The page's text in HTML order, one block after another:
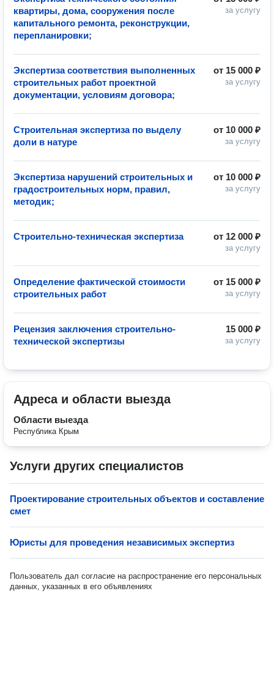
за услугу
квартиры, дома, сооружения после
капитального ремонта, реконструкции,
перепланировки;
от 15 000 ₽
за услугу
Экспертиза соответствия выполненных
строительных работ проектной
документации, условиям договора;
от 10 000 ₽
за услугу
Строительная экспертиза по выделу
доли в натуре
от 10 000 ₽
за услугу
Экспертиза нарушений строительных и
градостроительных норм, правил,
методик;
от 12 000 ₽
за услугу
Строительно-техническая экспертиза
от 15 000 ₽
за услугу
Определение фактической стоимости
строительных работ
15 000 ₽
за услугу
Рецензия заключения строительно-
технической экспертизы
Адреса и области выезда
Области выезда
Республика Крым
Услуги других специалистов
Проектирование строительных объектов и составление
смет
Юристы для проведения независимых экспертиз
Пользователь дал согласие на распространение его персональных
данных, указанных в его объявлениях